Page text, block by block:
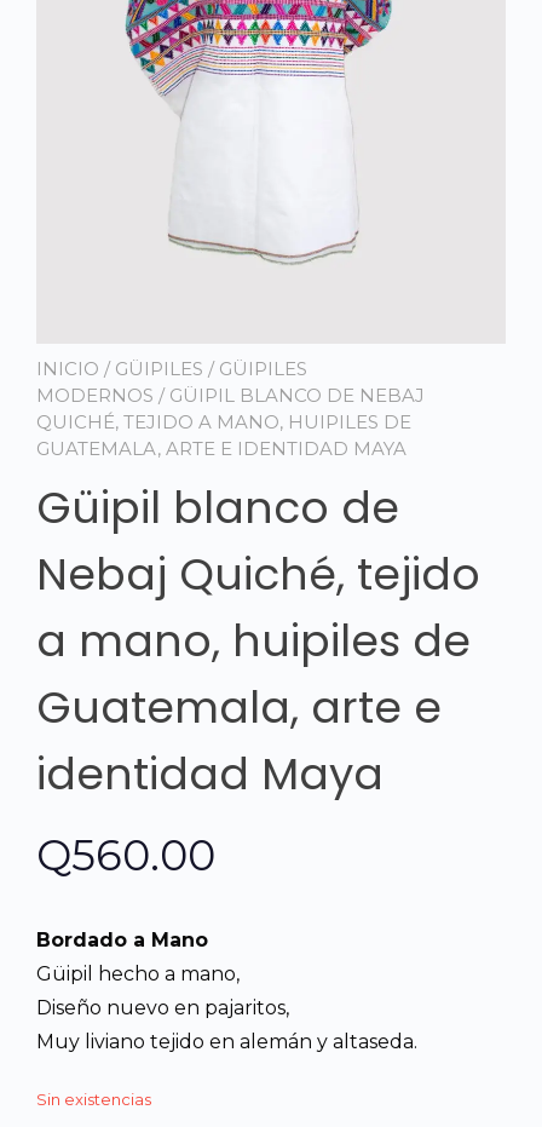
INICIO / GÜIPILES / GÜIPILES
MODERNOS / GÜIPIL BLANCO DE NEBAJ
QUICHÉ, TEJIDO A MANO, HUIPILES DE
GUATEMALA, ARTE E IDENTIDAD MAYA
Güipil blanco de
Nebaj Quiché, tejido
a mano, huipiles de
Guatemala, arte e
identidad Maya
Q560.00
Bordado a Mano
Güipil hecho a mano,
Diseño nuevo en pajaritos,
Muy liviano tejido en alemán y altaseda.
Sin existencias